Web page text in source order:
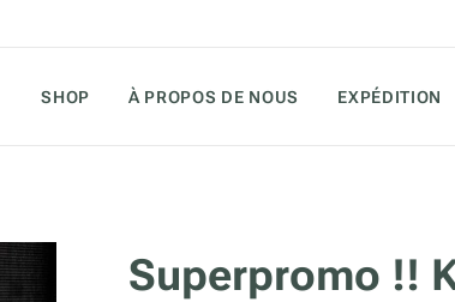
SHOP À PROPOS DE NOUS EXPÉDITION
Superpromo !!